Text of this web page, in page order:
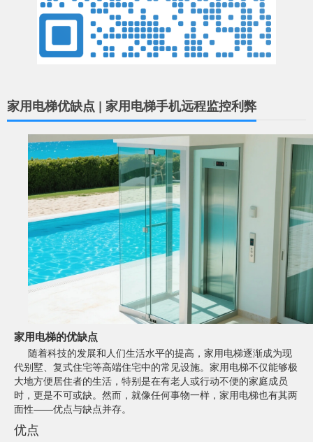
家用电梯优缺点 | 家用电梯手机远程监控利弊
家用电梯的优缺点
随着科技的发展和人们生活水平的提高，家用电梯逐渐成为现
代别墅、复式住宅等高端住宅中的常见设施。家用电梯不仅能够极
大地方便居住者的生活，特别是在有老人或行动不便的家庭成员
时，更是不可或缺。然而，就像任何事物一样，家用电梯也有其两
面性——优点与缺点并存。
优点